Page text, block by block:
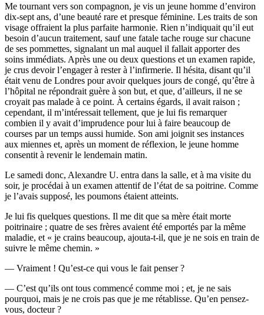
Me tournant vers son compagnon, je vis un jeune homme d’environ
dix-sept ans, d’une beauté rare et presque féminine. Les traits de son
visage offraient la plus parfaite harmonie. Rien n’indiquait qu’il eut
besoin d’aucun traitement, sauf une fatale tache rouge sur chacune
de ses pommettes, signalant un mal auquel il fallait apporter des
soins immédiats. Après une ou deux questions et un examen rapide,
je crus devoir l’engager à rester à l’infirmerie. Il hésita, disant qu’il
était venu de Londres pour avoir quelques jours de congé, qu’être à
l’hôpital ne répondrait guère à son but, et que, d’ailleurs, il ne se
croyait pas malade à ce point. À certains égards, il avait raison ;
cependant, il m’intéressait tellement, que je lui fis remarquer
combien il y avait d’imprudence pour lui à faire beaucoup de
courses par un temps aussi humide. Son ami joignit ses instances
aux miennes et, après un moment de réflexion, le jeune homme
consentit à revenir le lendemain matin.
Le samedi donc, Alexandre U. entra dans la salle, et à ma visite du
soir, je procédai à un examen attentif de l’état de sa poitrine. Comme
je l’avais supposé, les poumons étaient atteints.
Je lui fis quelques questions. Il me dit que sa mère était morte
poitrinaire ; quatre de ses frères avaient été emportés par la même
maladie, et « je crains beaucoup, ajouta-t-il, que je ne sois en train de
suivre le même chemin. »
— Vraiment ! Qu’est-ce qui vous le fait penser ?
— C’est qu’ils ont tous commencé comme moi ; et, je ne sais
pourquoi, mais je ne crois pas que je me rétablisse. Qu’en pensez-
vous, docteur ?